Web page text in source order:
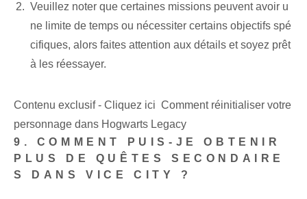
Veuillez noter que certaines missions peuvent avoir u
ne limite de temps ou nécessiter certains objectifs spé
cifiques, alors faites attention aux détails et soyez prêt
à les réessayer.
Contenu exclusif - Cliquez ici Comment réinitialiser votre
personnage dans Hogwarts Legacy
9. COMMENT PUIS-JE OBTENIR
PLUS DE QUÊTES SECONDAIRE
S DANS VICE CITY ?